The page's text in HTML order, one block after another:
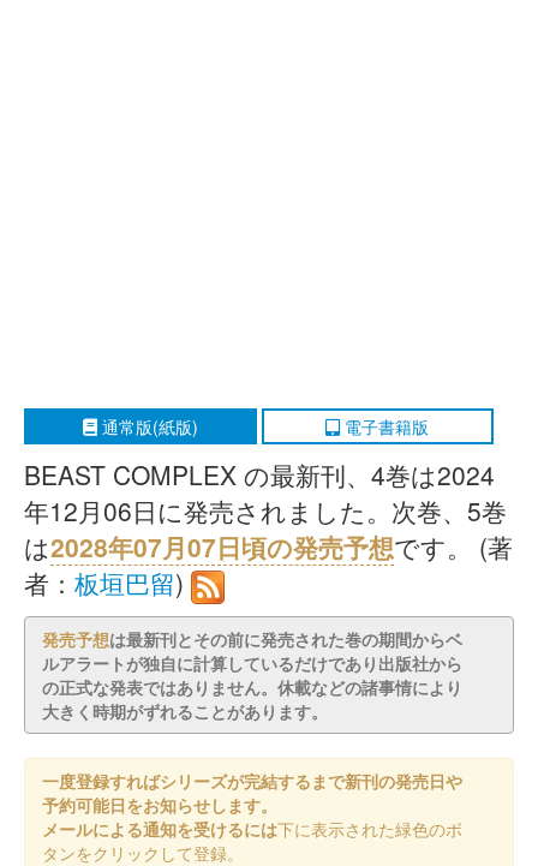
通常版(紙版) 電子書籍版
BEAST COMPLEX の最新刊、4巻は2024
年12月06日に発売されました。次巻、5巻
は2028年07月07日頃の発売予想です。 (著
者： 板垣巴留)
発売予想は最新刊とその前に発売された巻の期間からベ
ルアラートが独自に計算しているだけであり出版社から
の正式な発表ではありません。休載などの諸事情により
大きく時期がずれることがあります。
一度登録すればシリーズが完結するまで新刊の発売日や
予約可能日をお知らせします。
メールによる通知を受けるには下に表示された緑色のボ
タンをクリックして登録。